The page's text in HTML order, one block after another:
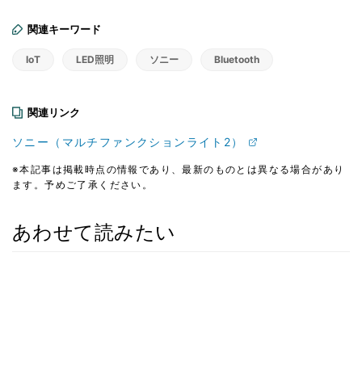
関連キーワード
IoT LED照明 ソニー Bluetooth
関連リンク
ソニー（マルチファンクションライト2）
※本記事は掲載時点の情報であり、最新のものとは異なる場合があり
ます。予めご了承ください。
あわせて読みたい